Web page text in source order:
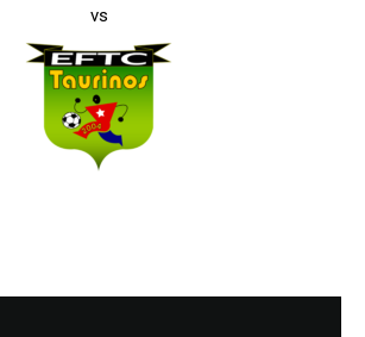
vs